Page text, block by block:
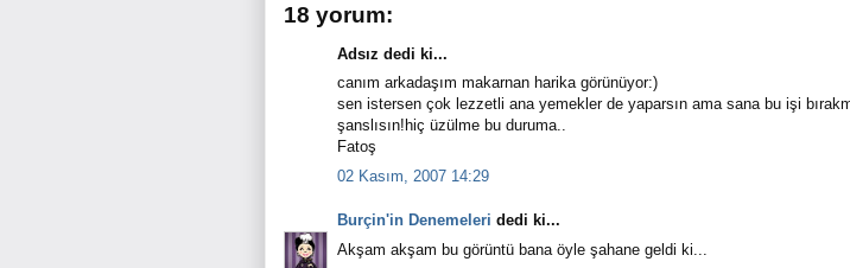
18 yorum:
Adsız dedi ki...
canım arkadaşım makarnan harika görünüyor:)
sen istersen çok lezzetli ana yemekler de yaparsın ama sana bu işi
şanslısın!hiç üzülme bu duruma..
Fatoş
02 Kasım, 2007 14:29
Burçin'in Denemeleri dedi ki...
Akşam akşam bu görüntü bana öyle şahane geldi ki...